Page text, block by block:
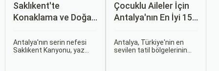
Saklıkent'te
Konaklama ve Doğa
Antalya'nın serin nefesi
Saklıkent Kanyonu, yaz
Çocuklu Aileler İçin
Antalya'nın En İyi 15
Antalya, Türkiye'nin en
sevilen tatil bölgelerinin